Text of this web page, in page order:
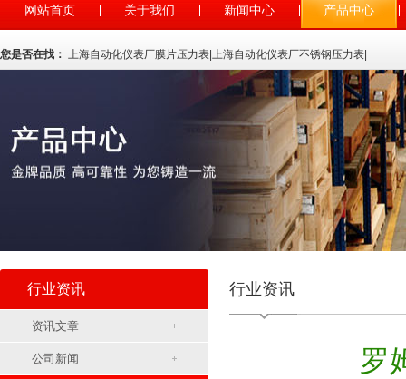
网站首页 关于我们 新闻中心 产品中心
您是否在找： 上海自动化仪表厂膜片压力表 上海自动化仪表厂不锈钢压力表
行业资讯
资讯文章
公司新闻
行业资讯
罗